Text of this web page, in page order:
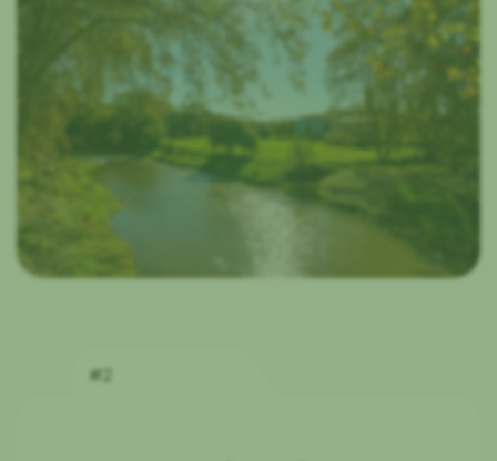
#2